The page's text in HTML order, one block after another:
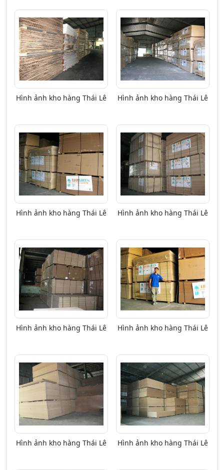
Hình ảnh kho hàng Thái Lê Hình ảnh kho hàng Thái Lê
Hình ảnh kho hàng Thái Lê Hình ảnh kho hàng Thái Lê
Hình ảnh kho hàng Thái Lê Hình ảnh kho hàng Thái Lê
Hình ảnh kho hàng Thái Lê Hình ảnh kho hàng Thái Lê